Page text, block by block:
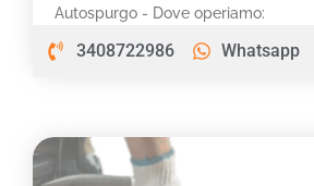
Autospurgo - Dove operiamo:
3408722986 Whatsapp